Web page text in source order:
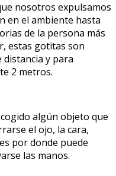
nosotros expulsamos
en el ambiente hasta
de la persona más
estas gotitas son
distancia y para
2 metros.
algún objeto que
el ojo, la cara,
por donde puede
las manos.